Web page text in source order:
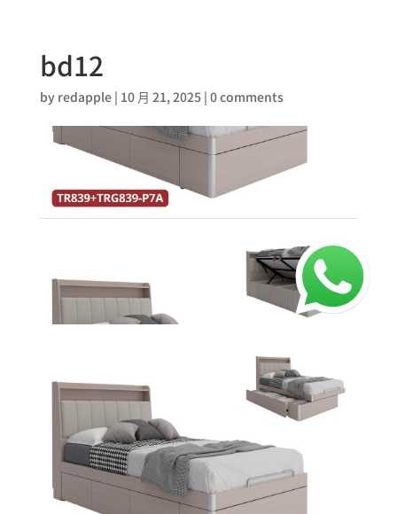
bd12
by redapple| 10 月 21, 2025| 0 comments